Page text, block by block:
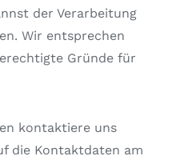
der Verarbeitung
Wir entsprechen
Gründe für
kontaktiere uns
die Kontaktdaten am